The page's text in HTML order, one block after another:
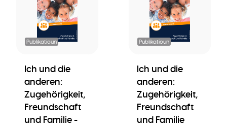
Publikatioun
Ich und die
anderen:
Zugehörigkeit,
Freundschaft
und Familie -
Publikatioun
Ich und die
anderen:
Zugehörigkeit,
Freundschaft
und Familie